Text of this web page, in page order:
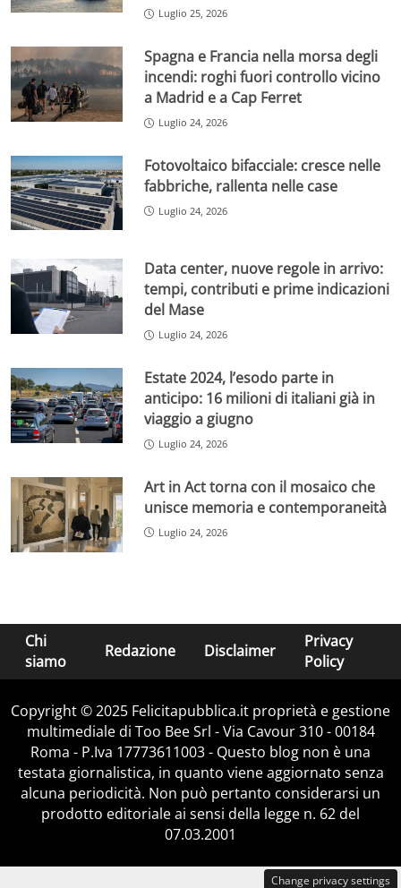
Luglio 25, 2026
Spagna e Francia nella morsa degli
incendi: roghi fuori controllo vicino
a Madrid e a Cap Ferret
Luglio 24, 2026
Fotovoltaico bifacciale: cresce nelle
fabbriche, rallenta nelle case
Luglio 24, 2026
Data center, nuove regole in arrivo:
tempi, contributi e prime indicazioni
del Mase
Luglio 24, 2026
Estate 2024, l’esodo parte in
anticipo: 16 milioni di italiani già in
viaggio a giugno
Luglio 24, 2026
Art in Act torna con il mosaico che
unisce memoria e contemporaneità
Luglio 24, 2026
Chi
siamo
Redazione Disclaimer
Privacy
Policy
Copyright © 2025 Felicitapubblica.it proprietà e gestione
multimediale di Too Bee Srl - Via Cavour 310 - 00184
Roma - P.Iva 17773611003 - Questo blog non è una
testata giornalistica, in quanto viene aggiornato senza
alcuna periodicità. Non può pertanto considerarsi un
prodotto editoriale ai sensi della legge n. 62 del
07.03.2001
Change privacy settings